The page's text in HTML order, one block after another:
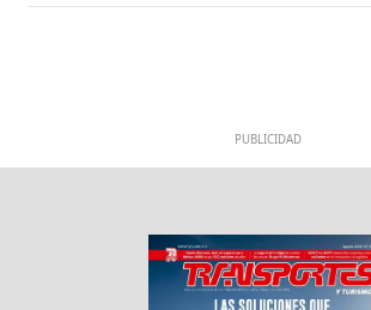
PUBLICIDAD